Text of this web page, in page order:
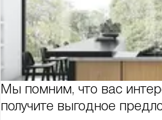
Мы помним, что вас
получите выгодное